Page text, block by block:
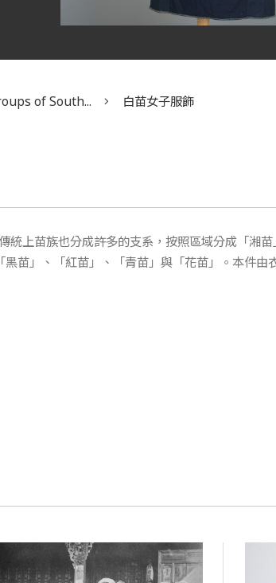
of South... 白苗女子服飾
上苗族也分成許多的支系，按照區域分成「湘
苗」、「紅苗」、「青苗」與「花苗」。本件由